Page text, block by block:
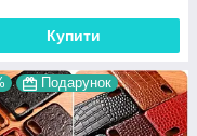
Купити
Подарунок